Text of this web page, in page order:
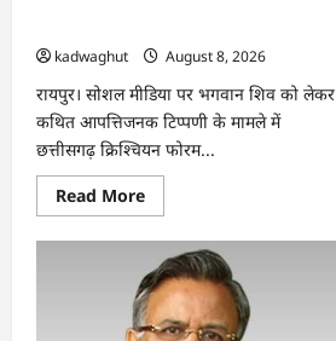
kadwaghut
August 8, 2026
रायपुर। सोशल मीडिया पर भगवान शिव को लेकर
कथित आपत्तिजनक टिप्पणी के मामले में
छत्तीसगढ़ क्रिश्चियन फोरम...
Read MoreRead
more
भगवान
शिव
पर
कथित
आपत्तिजनक
टिप्पणी